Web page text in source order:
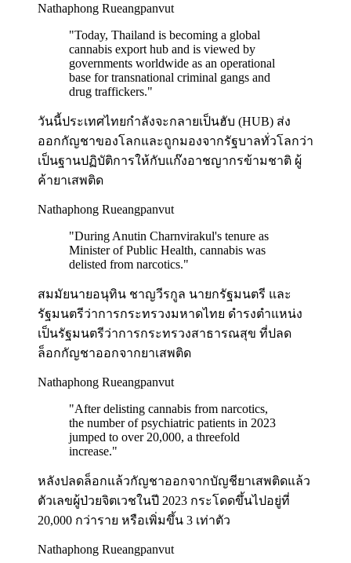
Nathaphong Rueangpanvut
"Today, Thailand is becoming a global
cannabis export hub and is viewed by
governments worldwide as an operational
base for transnational criminal gangs and
drug traffickers."
วันนี้ประเทศไทยกำลังจะกลายเป็นฮับ (HUB) ส่ง
ออกกัญชาของโลกและถูกมองจากรัฐบาลทั่วโลกว่า
เป็นฐานปฏิบัติการให้กับแก๊งอาชญากรข้ามชาติ ผู้
ค้ายาเสพติด
Nathaphong Rueangpanvut
"During Anutin Charnvirakul's tenure as
Minister of Public Health, cannabis was
delisted from narcotics."
สมมัยนายอนุทิน ชาญวีรกูล นายกรัฐมนตรี และ
รัฐมนตรีว่าการกระทรวงมหาดไทย ดำรงตำแหน่ง
เป็นรัฐมนตรีว่าการกระทรวงสาธารณสุข ที่ปลด
ล็อกกัญชาออกจากยาเสพติด
Nathaphong Rueangpanvut
"After delisting cannabis from narcotics,
the number of psychiatric patients in 2023
jumped to over 20,000, a threefold
increase."
หลังปลดล็อกแล้วกัญชาออกจากบัญชียาเสพติดแล้ว
ตัวเลขผู้ป่วยจิตเวชในปี 2023 กระโดดขึ้นไปอยู่ที่
20,000 กว่าราย หรือเพิ่มขึ้น 3 เท่าตัว
Nathaphong Rueangpanvut